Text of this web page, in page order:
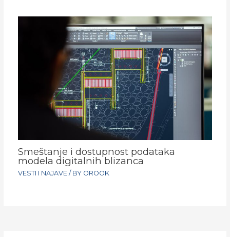
Smeštanje i dostupnost podataka
modela digitalnih blizanca
VESTI I NAJAVE/ BY OROOK